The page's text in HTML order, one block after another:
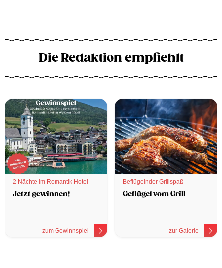
Die Redaktion empfiehlt
2 Nächte im Romantik Hotel
Jetzt gewinnen!
zum Gewinnspiel
Beflügelnder Grillspaß
Geflügel vom Grill
zur Galerie